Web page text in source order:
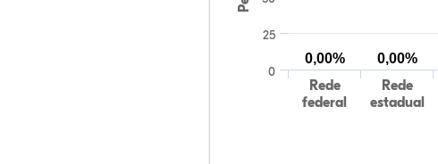
Rede
federal
Rede
estadual
0
25
0,00% 0,00%